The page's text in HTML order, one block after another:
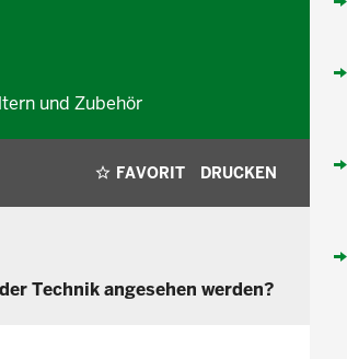
und Zubehör
FAVORIT DRUCKEN
Technik angesehen werden?